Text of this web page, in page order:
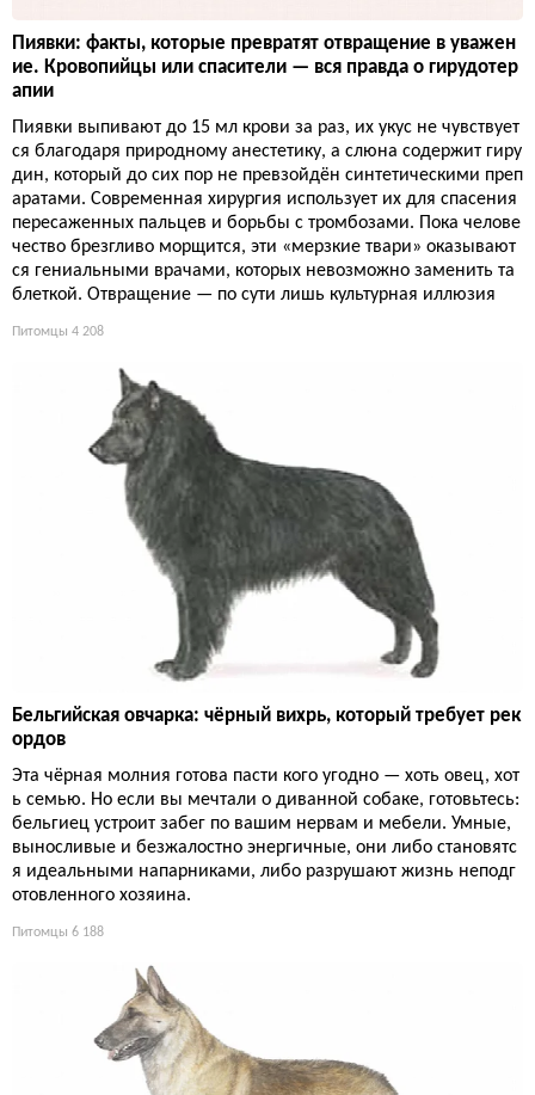
Пиявки: факты, которые превратят отвращение в уважен
ие. Кровопийцы или спасители — вся правда о гирудотер
апии
Пиявки выпивают до 15 мл крови за раз, их укус не чувствует
ся благодаря природному анестетику, а слюна содержит гиру
дин, который до сих пор не превзойдён синтетическими преп
аратами. Современная хирургия использует их для спасения
пересаженных пальцев и борьбы с тромбозами. Пока челове
чество брезгливо морщится, эти «мерзкие твари» оказывают
ся гениальными врачами, которых невозможно заменить та
блеткой. Отвращение — по сути лишь культурная иллюзия
Питомцы 4 208
Бельгийская овчарка: чёрный вихрь, который требует рек
ордов
Эта чёрная молния готова пасти кого угодно — хоть овец, хот
ь семью. Но если вы мечтали о диванной собаке, готовьтесь:
бельгиец устроит забег по вашим нервам и мебели. Умные,
выносливые и безжалостно энергичные, они либо становятс
я идеальными напарниками, либо разрушают жизнь неподг
отовленного хозяина.
Питомцы 6 188